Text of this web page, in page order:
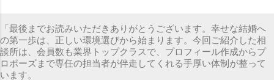
「最後までお読みいただきありがとうございます。幸せな結婚へ
の第一歩は、正しい環境選びから始まります。今回ご紹介した相
談所は、会員数も業界トップクラスで、プロフィール作成からプ
ロポーズまで専任の担当者が伴走してくれる手厚い体制が整って
います。